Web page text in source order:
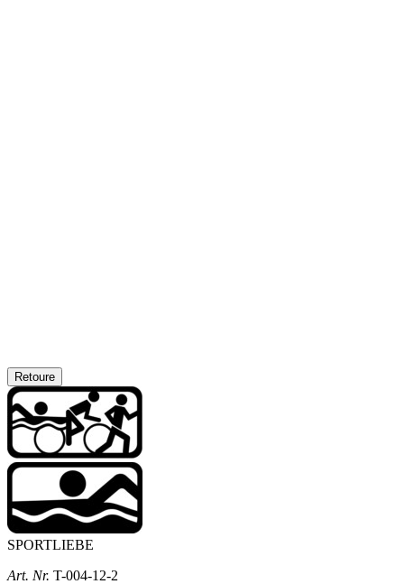
Retoure
SPORTLIEBE
Art. Nr. T-004-12-2